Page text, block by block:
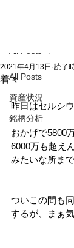
All Posts
資産状況
銘柄分析
All Posts
着々
2021年4月13日 読了
昨日はセルシ
おかげで5800
6000万も超え
みたいな所まで
ついこの間も
するが、まぁ